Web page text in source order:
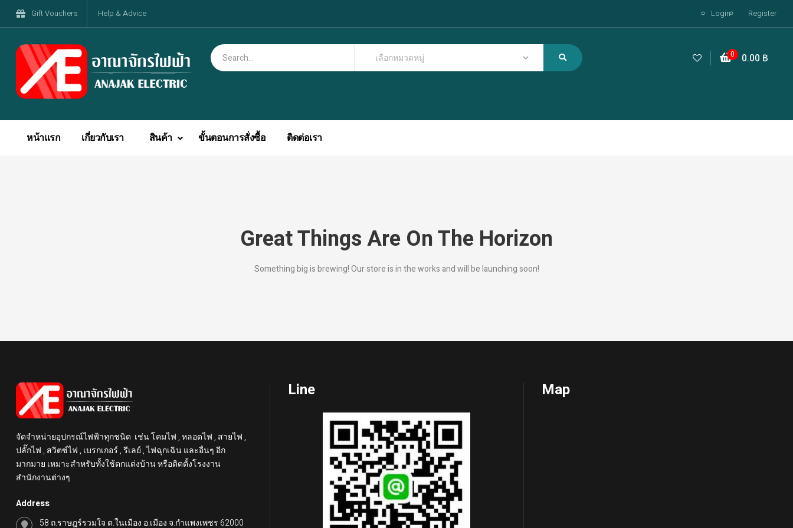
Gift Vouchers Help & Advice Login Register
0 0.00 ฿
หน้าแรก เกี่ยวกับเรา สินค้า ขั้นตอนการสั่งซื้อ ติดต่อเรา
Great Things Are On The Horizon
Something big is brewing! Our store is in the works and will be launching soon!
จัดจำหน่ายอุปกรณ์ไฟฟ้าทุกชนิด เช่น โคมไฟ , หลอดไฟ , สายไฟ ,
ปลั๊กไฟ , สวิตซ์ไฟ , เบรกเกอร์ , รีเลย์ , ไฟฉุกเฉิน และอื่นๆ อีก
มากมาย เหมาะสำหรับทั้งใช้ตกแต่งบ้าน หรือติดตั้งโรงงาน
สำนักงานต่างๆ
Address
58 ถ.ราษฎร์รวมใจ ต.ในเมือง อ.เมือง จ.กำแพงเพชร 62000
Line Map